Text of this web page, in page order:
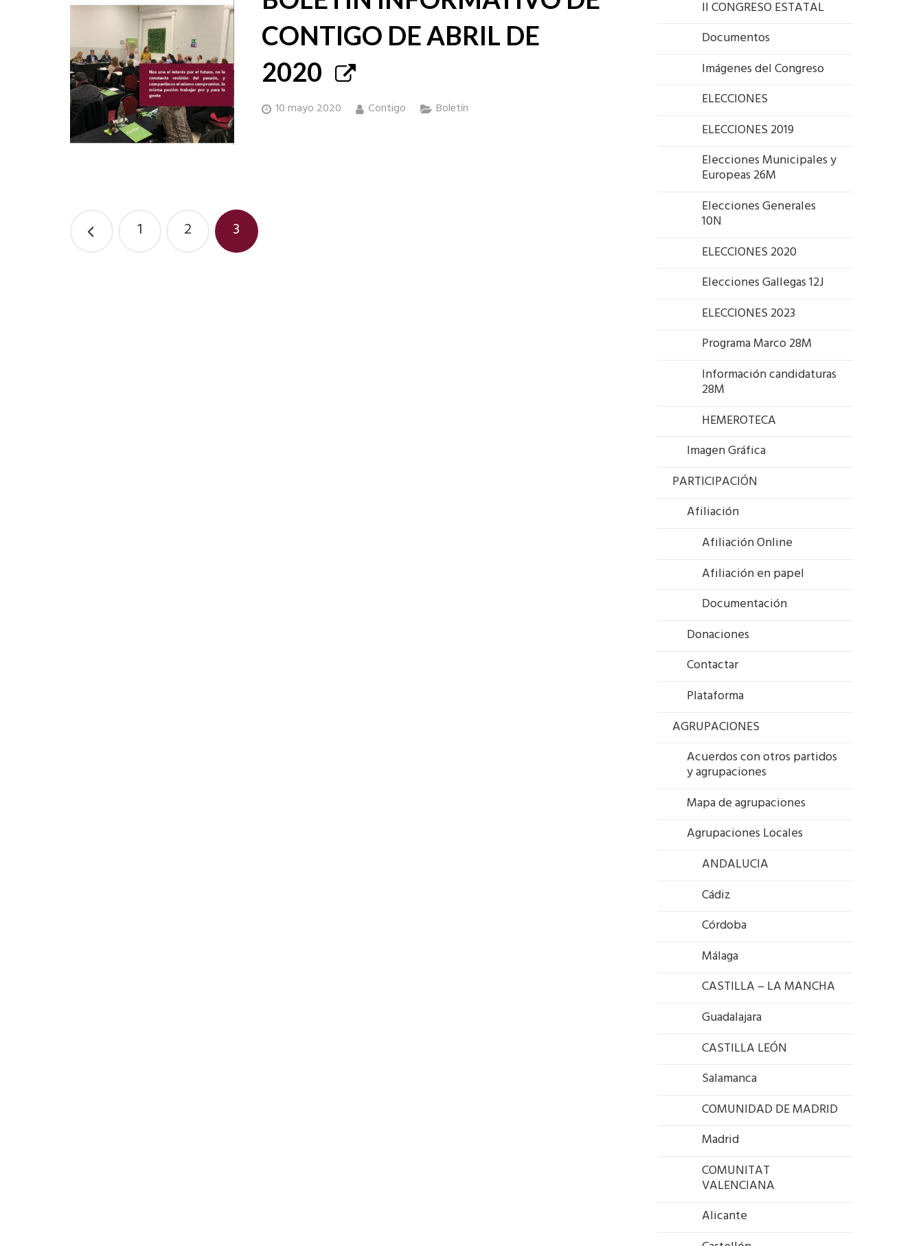
CONTIGO DE ABRIL DE
2020
10 mayo 2020 Contigo Boletín
1 2 3
II CONGRESO ESTATAL
Documentos
Imágenes del Congreso
ELECCIONES
ELECCIONES 2019
Elecciones Municipales y
Europeas 26M
Elecciones Generales
10N
ELECCIONES 2020
Elecciones Gallegas 12J
ELECCIONES 2023
Programa Marco 28M
Información candidaturas
28M
HEMEROTECA
Imagen Gráfica
PARTICIPACIÓN
Afiliación
Afiliación Online
Afiliación en papel
Documentación
Donaciones
Contactar
Plataforma
AGRUPACIONES
Acuerdos con otros partidos
y agrupaciones
Mapa de agrupaciones
Agrupaciones Locales
ANDALUCIA
Cádiz
Córdoba
Málaga
CASTILLA – LA MANCHA
Guadalajara
CASTILLA LEÓN
Salamanca
COMUNIDAD DE MADRID
Madrid
COMUNITAT
VALENCIANA
Alicante